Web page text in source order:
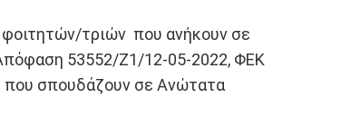
φοιτητών/τριών που ανήκουν σε
53552/Ζ1/12-05-2022, ΦΕΚ
που σπουδάζουν σε Ανώτατα